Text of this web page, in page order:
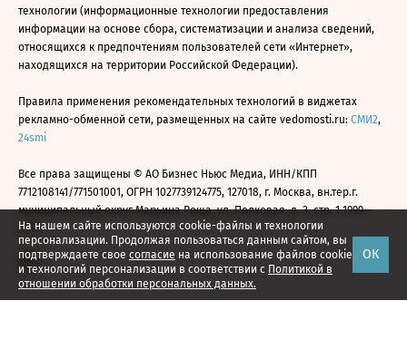
На нашем сайте используются cookie-файлы и технологии
персонализации. Продолжая пользоваться данным сайтом, вы
подтверждаете свое согласие на использование файлов cookie
и технологий персонализации в соответствии с Политикой в
отношении обработки персональных данных.
ОК
технологии (информационные технологии предоставления
информации на основе сбора, систематизации и анализа сведений,
относящихся к предпочтениям пользователей сети «Интернет»,
находящихся на территории Российской Федерации).
Правила применения рекомендательных технологий в виджетах
рекламно-обменной сети, размещенных на сайте vedomosti.ru: СМИ2,
24smi
Все права защищены © АО Бизнес Ньюс Медиа, ИНН/КПП
7712108141/771501001, ОГРН 1027739124775, 127018, г. Москва, вн.тер.г.
муниципальный округ Марьина Роща, ул. Полковая, д. 3, стр. 1 1999—
2026